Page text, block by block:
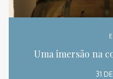
Uma imersão na
31